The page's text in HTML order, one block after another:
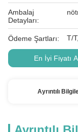
Ambalaj
Detayları:
Ödeme Şartları: T/
En İyi Fiyatı
Ayrıntılı